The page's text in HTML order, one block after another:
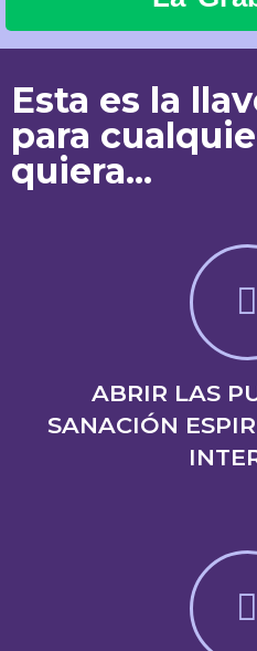
Esta es la
para
quiera...
ABRIR LAS
SANACIÓN